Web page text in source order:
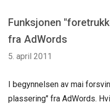
Funksjonen
fra AdWords
5. april 2011
I begynnelsen av mai
plassering" fra AdWords.